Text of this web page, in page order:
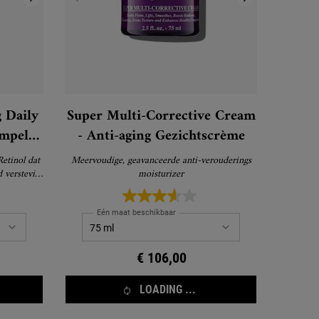
Daily
dat
Super Multi-Corrective Cream
- Anti-aging Gezichtscrème
Meervoudige, geavanceerde anti-verouderings
moisturizer
Eén maat beschikbaar
€ 106,00
LOADING ...